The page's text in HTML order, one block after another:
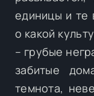
единицы и те
о какой
– грубые
забитые
темнота,